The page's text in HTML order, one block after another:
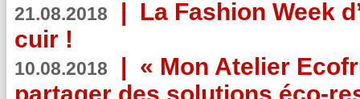
21.08.2018 | La Fashion Week
cuir !
10.08.2018 | « Mon Atelier